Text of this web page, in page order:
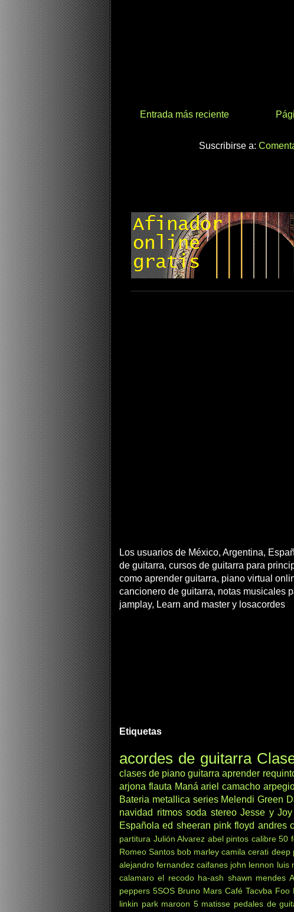
Entrada más reciente
Suscribirse a:
Los usuarios de México, Argentina,
de guitarra, cursos de guitarra para
como aprender guitarra, piano virtual
cancionero de guitarra, notas musicales
jamplay, Learn and master y losacordes
Etiquetas
acordes de guitarra
clases de piano guitarra aprender
arjona flauta Maná ariel camacho
Bateria metallica series Melendi Green
navidad ritmos soda stereo Jesse y Joy
Española ed sheeran pink floyd andres
partitura Julión Alvarez abel pintos calibre 50
Romeo Santos bob marley camila cerati deep
alejandro fernandez caifanes john lennon luis
calamaro el recodo ha-ash shawn mendes
peppers 5SOS Bruno Mars Café Tacvba Foo
linkin park maroon 5 matisse pedales de